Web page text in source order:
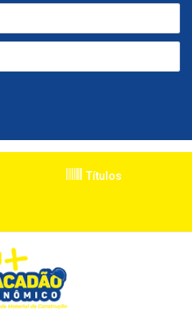
Títulos